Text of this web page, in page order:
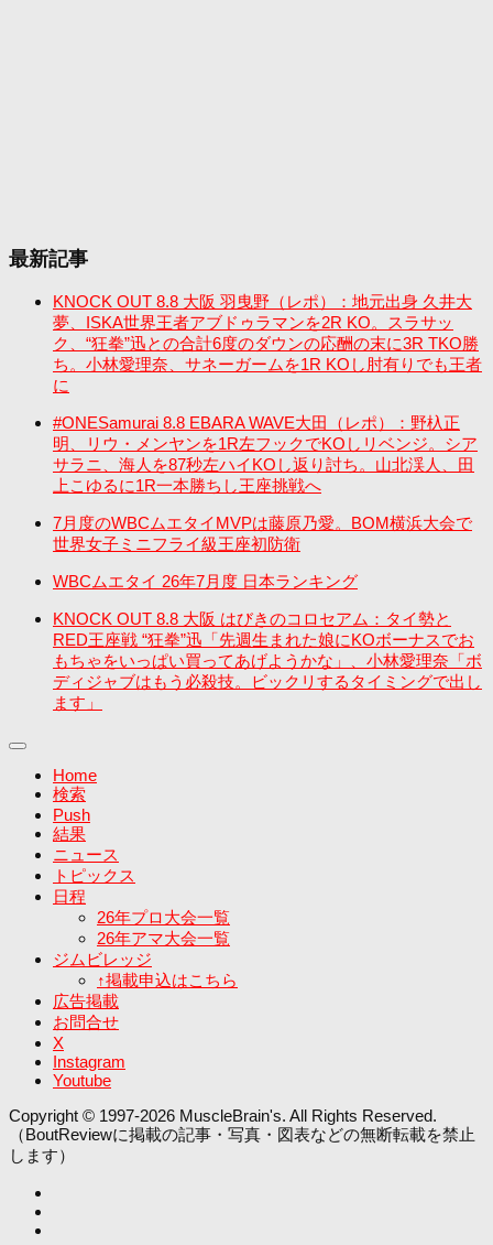
最新記事
KNOCK OUT 8.8 大阪 羽曳野（レポ）：地元出身 久井大
夢、ISKA世界王者アブドゥラマンを2R KO。スラサッ
ク、“狂拳”迅との合計6度のダウンの応酬の末に3R TKO勝
ち。小林愛理奈、サネーガームを1R KOし肘有りでも王者
に
#ONESamurai 8.8 EBARA WAVE大田（レポ）：野杁正
明、リウ・メンヤンを1R左フックでKOしリベンジ。シア
サラニ、海人を87秒左ハイKOし返り討ち。山北渓人、田
上こゆるに1R一本勝ちし王座挑戦へ
7月度のWBCムエタイMVPは藤原乃愛。BOM横浜大会で
世界女子ミニフライ級王座初防衛
WBCムエタイ 26年7月度 日本ランキング
KNOCK OUT 8.8 大阪 はびきのコロセアム：タイ勢と
RED王座戦 “狂拳”迅「先週生まれた娘にKOボーナスでお
もちゃをいっぱい買ってあげようかな」、小林愛理奈「ボ
ディジャブはもう必殺技。ビックリするタイミングで出し
ます」
Home
検索
Push
結果
ニュース
トピックス
日程
26年プロ大会一覧
26年アマ大会一覧
ジムビレッジ
↑掲載申込はこちら
広告掲載
お問合せ
X
Instagram
Youtube
Copyright © 1997-2026 MuscleBrain's. All Rights Reserved.
（BoutReviewに掲載の記事・写真・図表などの無断転載を禁止
します）